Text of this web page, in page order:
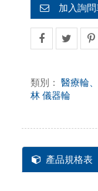
加入詢
類別：醫療輪
林 儀器輪
產品規格表